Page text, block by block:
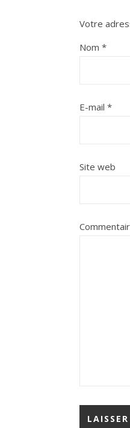
Votre
Nom *
E-mail *
Site web